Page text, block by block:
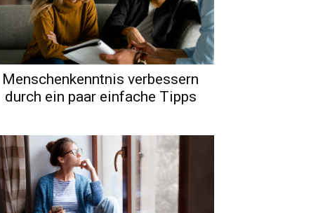
Menschenkenntnis verbessern
durch ein paar einfache Tipps